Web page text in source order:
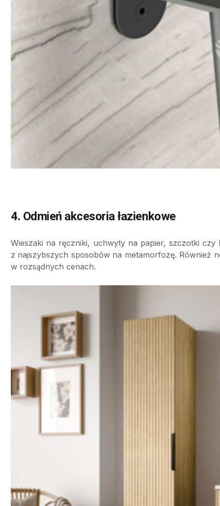
4. Odmień akcesoria łazienkowe
Wieszaki na ręczniki, uchwyty na papier, szczotki
z najszybszych sposobów na metamorfozę. Również
w rozsądnych cenach.